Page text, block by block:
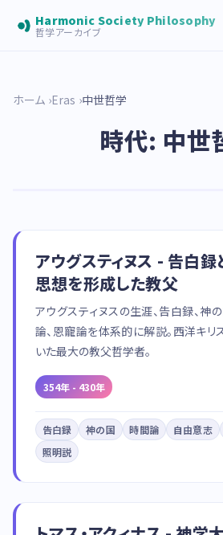
Harmonic Society Philosophy
哲学アーカイブ
ホーム Eras 中世哲学
時代: 中世
アウグスティヌス - 告白
思想を形成した教父
アウグスティヌスの生涯、告白録、神
論、恩寵論を体系的に解説。西洋キ
いた最大の教父哲学者。
354年 - 430年
告白録 神の国 時間論 自由意志
照明説